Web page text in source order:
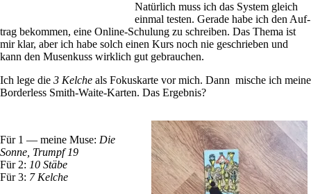
Natür­lich muss ich das System gleich
einmal testen. Gerade habe ich den Auf­
trag bekommen, eine Online-Schu­lung zu schreiben. Das Thema ist
mir klar, aber ich habe solch einen Kurs noch nie geschrieben und
kann den Musen­kuss wirk­lich gut gebrauchen.
Ich lege die 3 Kelche als Fokus­karte vor mich. Dann mische ich meine
Bor­der­less Smith-Waite-Karten. Das Ergebnis?
Für 1 — meine Muse: Die
Sonne, Trumpf 19
Für 2: 10 Stäbe
Für 3: 7 Kelche